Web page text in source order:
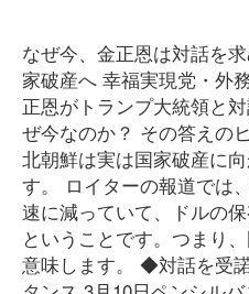
なぜ今、金正恩は対話を
家破産へ 幸福実現党・
正恩がトランプ大統領と
ぜ今なのか？ その答えの
北朝鮮は実は国家破産に
す。 ロイターの報道では
速に減っていて、ドルの
ということです。つまり
意味します。 ◆対話を受